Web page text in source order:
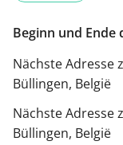
Beginn und Ende
Nächste Adresse
Büllingen, België
Nächste Adresse
Büllingen, België